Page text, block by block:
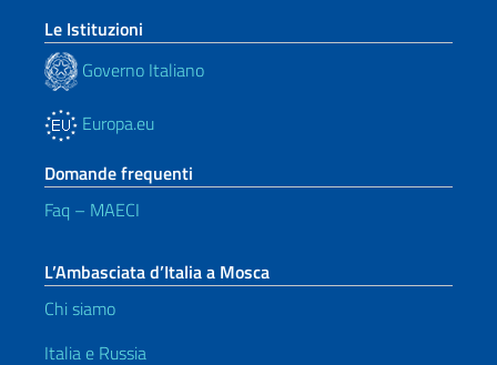
Le Istituzioni
Governo Italiano
Europa.eu
Domande frequenti
Faq – MAECI
L’Ambasciata d’Italia a Mosca
Chi siamo
Italia e Russia